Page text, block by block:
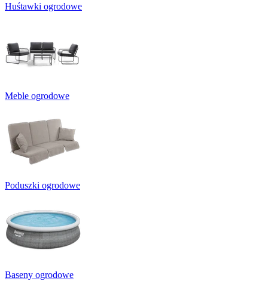
Huśtawki ogrodowe
Meble ogrodowe
Poduszki ogrodowe
Baseny ogrodowe